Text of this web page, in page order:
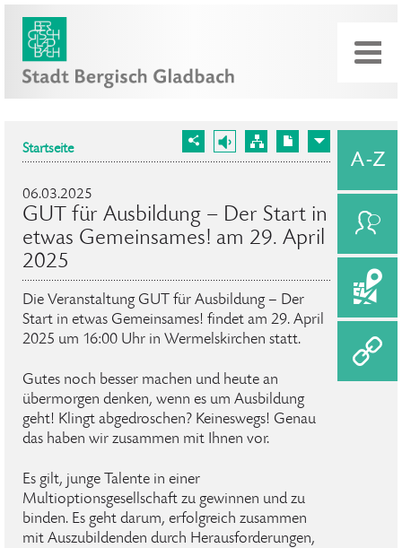
Startseite
06.03.2025
GUT für Ausbildung – Der Start in
etwas Gemeinsames! am 29. April
2025
Die Veranstaltung GUT für Ausbildung – Der
Start in etwas Gemeinsames! findet am 29. April
2025 um 16:00 Uhr in Wermelskirchen statt.
Gutes noch besser machen und heute an
übermorgen denken, wenn es um Ausbildung
geht! Klingt abgedroschen? Keineswegs! Genau
das haben wir zusammen mit Ihnen vor.
Es gilt, junge Talente in einer
Multioptionsgesellschaft zu gewinnen und zu
binden. Es geht darum, erfolgreich zusammen
mit Auszubildenden durch Herausforderungen,